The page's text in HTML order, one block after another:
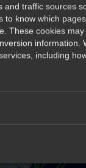
and traffic sources
to know which
These cookies
including